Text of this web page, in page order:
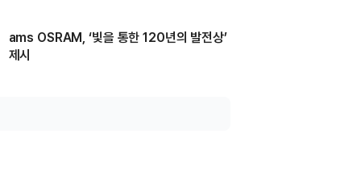
ams OSRAM, ‘빛을 통한 120년의 발전상’
제시